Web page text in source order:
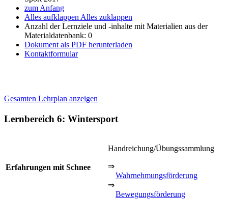
zum Anfang
Alles aufklappen Alles zuklappen
Anzahl der Lernziele und -inhalte mit Materialien aus der
Materialdatenbank: 0
Dokument als PDF herunterladen
Kontaktformular
Gesamten Lehrplan anzeigen
Lernbereich 6: Wintersport
Erfahrungen mit Schnee
Handreichung/Übungssammlung
⇒
Wahrnehmungsförderung
⇒
Bewegungsförderung